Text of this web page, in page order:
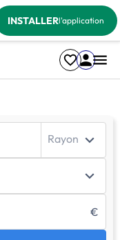
INSTALLERl'application
Rayon
€